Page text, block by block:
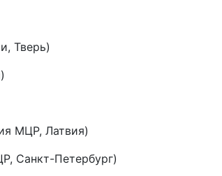
Тверь)
МЦР, Латвия)
Санкт-Петербург)